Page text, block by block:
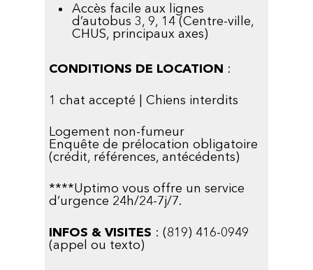
Accès facile aux lignes
d’autobus 3, 9, 14 (Centre-ville,
CHUS, principaux axes)
CONDITIONS DE LOCATION :
1 chat accepté | Chiens interdits
Logement non-fumeur
Enquête de prélocation obligatoire
(crédit, références, antécédents)
****Uptimo vous offre un service
d’urgence 24h/24-7j/7.
INFOS & VISITES : (819) 416-0949
(appel ou texto)